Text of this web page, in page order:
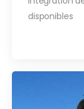
disponibles